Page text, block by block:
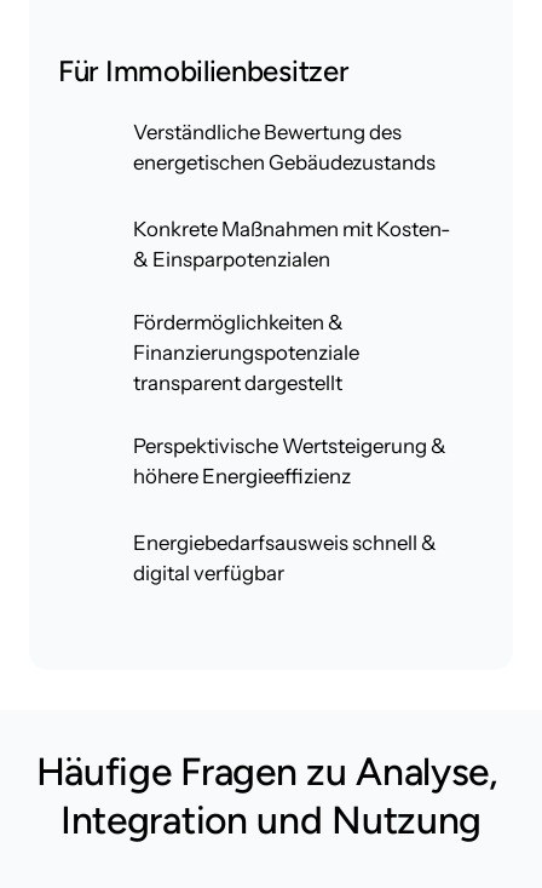
Für Immobilienbesitzer
Verständliche Bewertung des
energetischen Gebäudezustands
Konkrete Maßnahmen mit Kosten-
& Einsparpotenzialen
Fördermöglichkeiten &
Finanzierungspotenziale
transparent dargestellt
Perspektivische Wertsteigerung &
höhere Energieeffizienz
Energiebedarfsausweis schnell &
digital verfügbar
Häufige Fragen zu Analyse,
Integration und Nutzung